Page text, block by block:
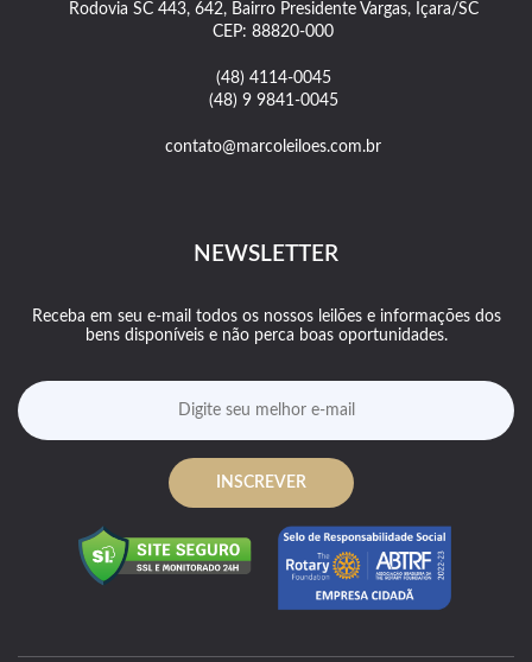
Rodovia SC 443, 642, Bairro Presidente Vargas, Içara/SC
CEP: 88820-000
(48) 4114-0045
(48) 9 9841-0045
contato@marcoleiloes.com.br
NEWSLETTER
Receba em seu e-mail todos os nossos leilões e informações dos
bens disponíveis e não perca boas oportunidades.
INSCREVER